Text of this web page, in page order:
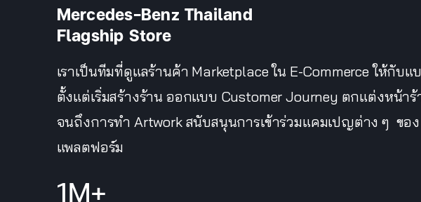
Mercedes-Benz Thailand
Flagship Store
เราเป็นทีมที่ดูแลร้านค้า Marketplace ใน E-Commerce ให้กับแ
ตั้งแต่เริ่มสร้างร้าน ออกแบบ Customer Journey ตกแต่งหน้าร้
จนถึงการทำ Artwork สนับสนุนการเข้าร่วมแคมเปญต่าง ๆ ของ
แพลตฟอร์ม
1M+